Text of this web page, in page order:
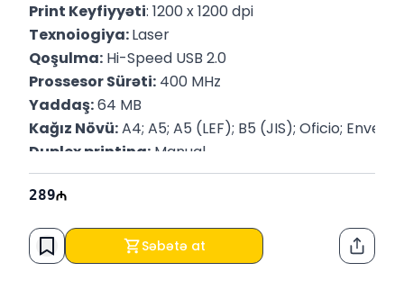
Print Keyfiyyəti: 1200 x 1200 dpi
Texnoiogiya: Laser
Qoşulma: Hi-Speed USB 2.0
Prossesor Sürəti: 400 MHz
Yaddaş: 64 MB
Kağız Növü: A4; A5; A5 (LEF); B5 (JIS); Oficio;
Duplex printing: Manual
289
Səbətə at